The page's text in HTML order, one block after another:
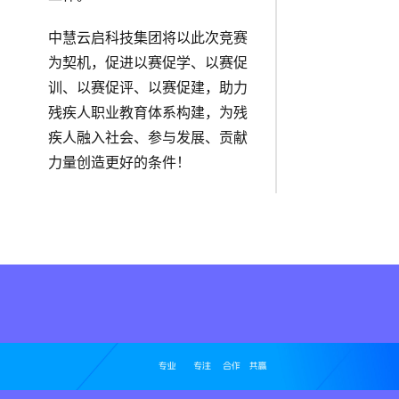
中慧云启科技集团将以此次竞赛
为契机，促进以赛促学、以赛促
训、以赛促评、以赛促建，助力
残疾人职业教育体系构建，为残
疾人融入社会、参与发展、贡献
力量创造更好的条件！